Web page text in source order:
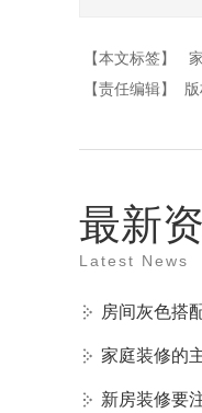
【本文标签】
【责任编辑】
最新
Latest News
房间灰色搭
家庭装修的
新房装修要